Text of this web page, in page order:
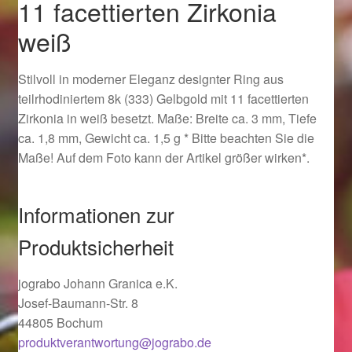
Ostergeschenke finden für Ostern 2019
Ostergeschenke finden für Ostern 2021
Ostergeschenke finden für Ostern 2022
Shop
Startseite
Startseite
11 facettierten Zirkonia
weiß
Stilvoll in moderner Eleganz designter Ring aus
teilrhodiniertem 8k (333) Gelbgold mit 11 facettierten
Zirkonia in weiß besetzt. Maße: Breite ca. 3 mm, Tiefe
ca. 1,8 mm, Gewicht ca. 1,5 g * Bitte beachten Sie die
Maße! Auf dem Foto kann der Artikel größer wirken*.
Informationen zur
Produktsicherheit
jograbo Johann Granica e.K.
Josef-Baumann-Str. 8
44805 Bochum
produktverantwortung@jograbo.de